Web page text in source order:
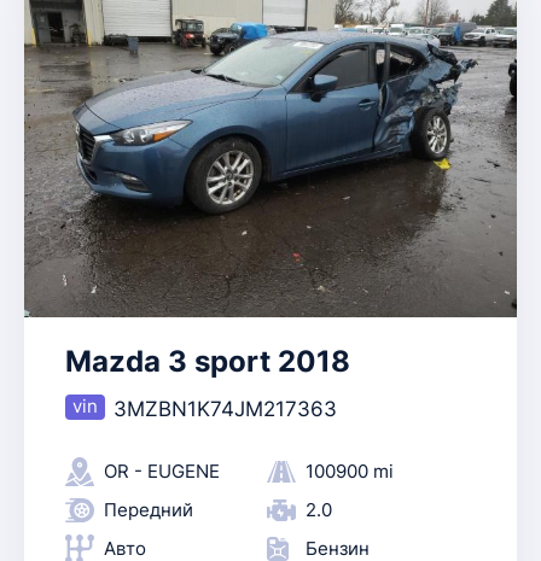
Mazda 3 sport 2018
3MZBN1K74JM217363
OR - EUGENE
100900 mi
Передний
2.0
Авто
Бензин